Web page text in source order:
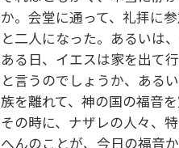
か。会堂に通って、礼拝に
と二人になった。あるいは
ある日、イエスは家を出て
と言うのでしょうか、ある
族を離れて、神の国の福音
その時に、ナザレの人々、
へんのことが、今日の福音